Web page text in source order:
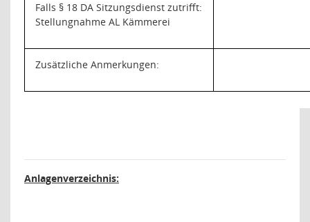
Falls § 18 DA Sitzungsdienst zutrifft:
Stellungnahme AL Kämmerei
Zusätzliche Anmerkungen:
Anlagenverzeichnis: